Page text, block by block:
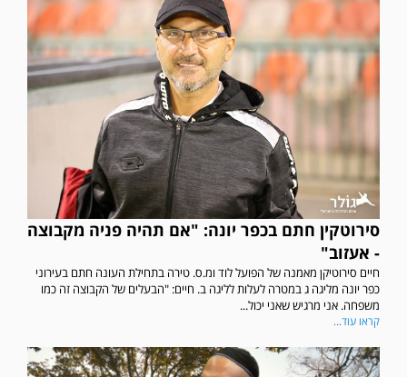
סירוטקין חתם בכפר יונה: "אם תהיה פניה מקבוצה
- אעזוב"
חיים סירוטיקן מאמנה של הפועל לוד ומ.ס. טירה בתחילת העונה חתם בעירוני
כפר יונה מליגה ג במטרה לעלות לליגה ב. חיים: "הבעלים של הקבוצה זה כמו
משפחה. אני מרגיש שאני יכול...
קראו עוד...